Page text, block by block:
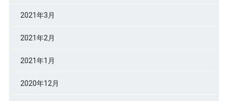
2021年3月
2021年2月
2021年1月
2020年12月